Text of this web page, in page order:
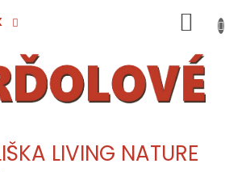
KOŠÍK
LIVING NATURE